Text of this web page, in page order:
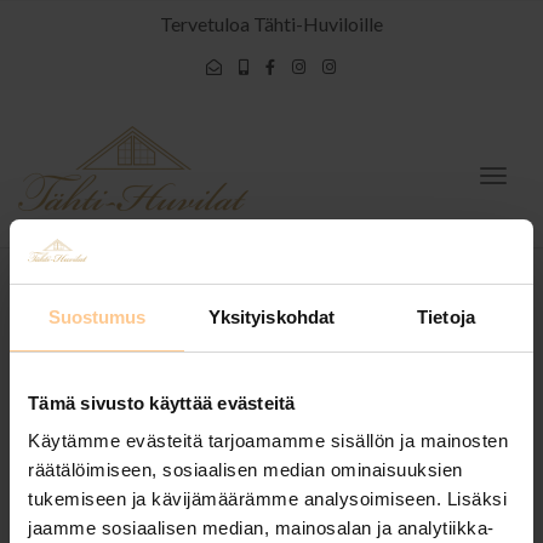
Suostumus Yksityiskohdat Tietoja
Tämä sivusto käyttää evästeitä
Käytämme evästeitä tarjoamamme sisällön ja mainosten
räätälöimiseen, sosiaalisen median ominaisuuksien
tukemiseen ja kävijämäärämme analysoimiseen. Lisäksi
jaamme sosiaalisen median, mainosalan ja analytiikka-
Tervetuloa Tähti-Huviloille
Hieno, tilava huvila
Posted byadminon20.9.2018